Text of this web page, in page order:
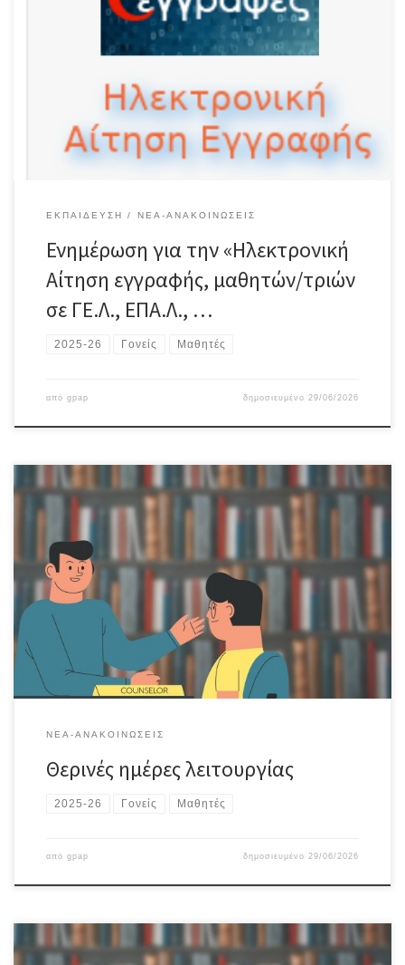
ΕΚΠΑΊΔΕΥΣΗ ΝΈΑ-ΑΝΑΚΟΙΝΏΣΕΙΣ
Ενημέρωση για την «Ηλεκτρονική
Αίτηση εγγραφής, μαθητών/τριών
σε ΓΕ.Λ., ΕΠΑ.Λ., …
2025-26 Γονείς Μαθητές
από gpap δημοσιευμένο29/06/2026
Σας ενημερώνουμε ότι από 1/7/2026 και μέχρι τις 31/08/2026 το
σχολείο θα λειτουργεί κάθε Δευτέρα (8 π.μ. – 2μ.μ.).
ΝΈΑ-ΑΝΑΚΟΙΝΏΣΕΙΣ
Θερινές ημέρες λειτουργίας
2025-26 Γονείς Μαθητές
από gpap δημοσιευμένο29/06/2026